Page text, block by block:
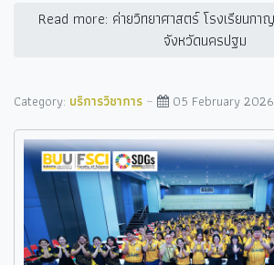
Read more: ค่ายวิทยาศาสตร์ โรงเรียนกา
จังหวัดนครปฐม
Category: บริการวิชาการ 05 February 2026